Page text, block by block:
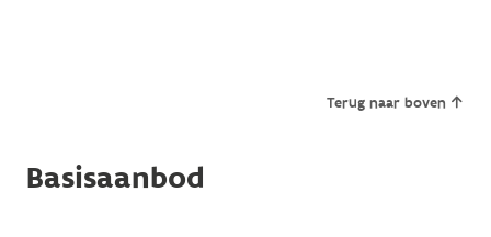
Terug naar boven
Basisaanbod